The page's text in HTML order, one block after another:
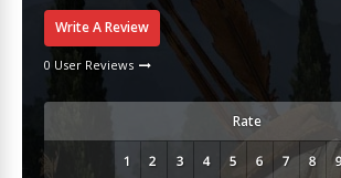
Write A Review
0 User Reviews
Rate